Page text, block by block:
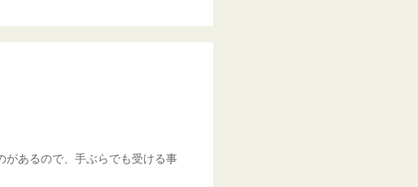
があるので、手ぶらでも受ける事